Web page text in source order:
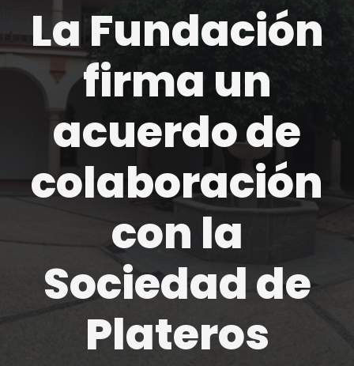
La Fundación
firma un
acuerdo de
colaboración
con la
Sociedad de
Plateros